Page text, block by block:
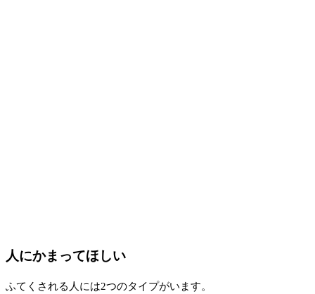
人にかまってほしい
ふてくされる人には2つのタイプがいます。